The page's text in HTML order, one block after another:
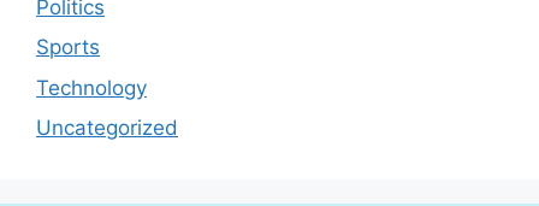
Politics
Sports
Technology
Uncategorized